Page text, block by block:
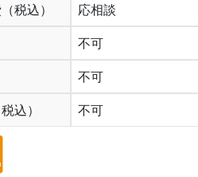
税込） 応相談
不可
不可
込） 不可